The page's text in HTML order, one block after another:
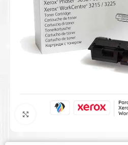
Agrandar